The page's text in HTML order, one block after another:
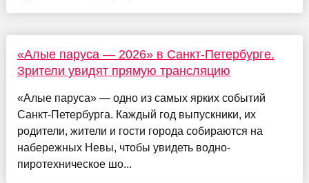
«Алые паруса — 2026» в Санкт-Петербурге.
Зрители увидят прямую трансляцию
«Алые паруса» — одно из самых ярких событий
Санкт-Петербурга. Каждый год выпускники, их
родители, жители и гости города собираются на
набережных Невы, чтобы увидеть водно-
пиротехническое шо...